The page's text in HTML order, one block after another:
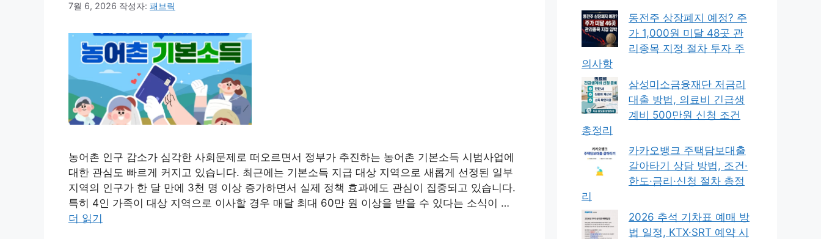
7월 6, 2026 작성자: 패브릭
농어촌 인구 감소가 심각한 사회문제로 떠오르면서 정부가 추진하는 농어촌 기본소득 시범사업에
대한 관심도 빠르게 커지고 있습니다. 최근에는 기본소득 지급 대상 지역으로 새롭게 선정된 일부
지역의 인구가 한 달 만에 3천 명 이상 증가하면서 실제 정책 효과에도 관심이 집중되고 있습니다.
특히 4인 가족이 대상 지역으로 이사할 경우 매달 최대 60만 원 이상을 받을 수 있다는 소식이 …
더 읽기
동전주 상장폐지 예정? 주
가 1,000원 미달 48곳 관
리종목 지정 절차 투자 주
의사항
삼성미소금융재단 저금리
대출 방법, 의료비 긴급생
계비 500만원 신청 조건
총정리
카카오뱅크 주택담보대출
갈아타기 상담 방법, 조건·
한도·금리·신청 절차 총정
리
2026 추석 기차표 예매 방
법 일정, KTX·SRT 예약 시